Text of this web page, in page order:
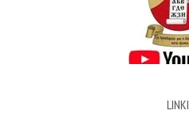
LINKI